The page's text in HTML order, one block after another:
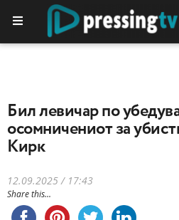
Бил левичар по
осомничениот за
Кирк
12.09.2025 / 17:43
Share this...